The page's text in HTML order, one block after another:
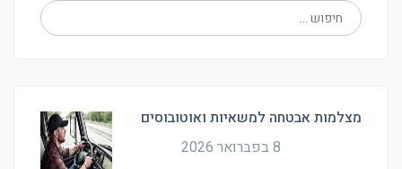
מצלמות אבטחה למשאיות ואוטובוסים
8 בפברואר 2026